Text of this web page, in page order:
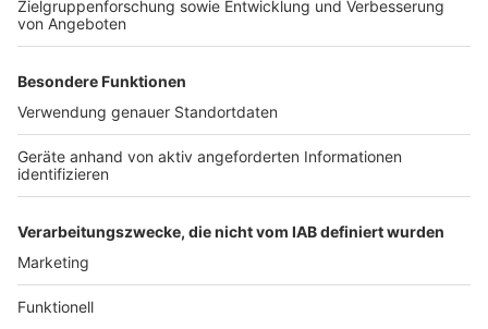
sind mehr Impfstoffe für den Masseneinsatz, die
normal in Apotheken und Praxen zu lagern sind. Wie
entwickelt, muss sich dann zeigen. Die
Bundesregierung plant Info-Kampagnen fürs Impfen
und will erklärtermaßen auf breites Vertrauen
achtgeben. Dazu gehört das wiederholte Versprechen:
Es geht um ein Impfangebot, keine Impfpflicht. Spahn
hat im Bundestag sein Wort darauf gegeben.
Anzeige